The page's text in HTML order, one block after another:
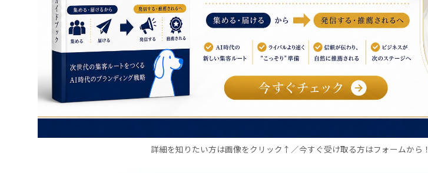
詳細を知りたい方は画像をクリック↑／今すぐ受け取る方はフォームから！